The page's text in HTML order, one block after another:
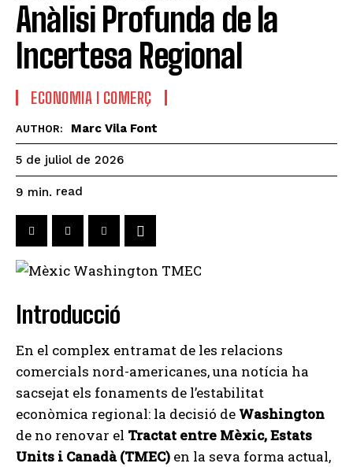
Anàlisi Profunda de la
Incertesa Regional
ECONOMIA I COMERÇ
AUTHOR: Marc Vila Font
5 de juliol de 2026
9 min. read
Introducció
En el complex entramat de les relacions
comercials nord-americanes, una notícia ha
sacsejat els fonaments de l’estabilitat
econòmica regional: la decisió de Washington
de no renovar el Tractat entre Mèxic, Estats
Units i Canadà (TMEC) en la seva forma actual,